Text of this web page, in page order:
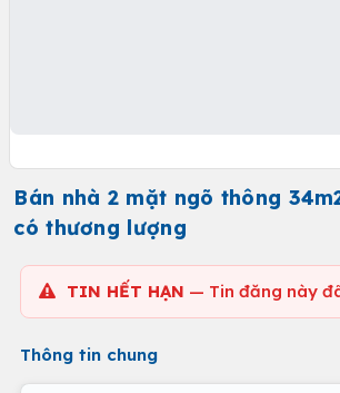
Bán nhà 2 mặt ngõ thông
có thương lượng
TIN HẾT HẠN — Tin đăng này
Thông tin chung